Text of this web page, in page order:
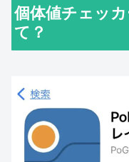
個体値チェッ
て？